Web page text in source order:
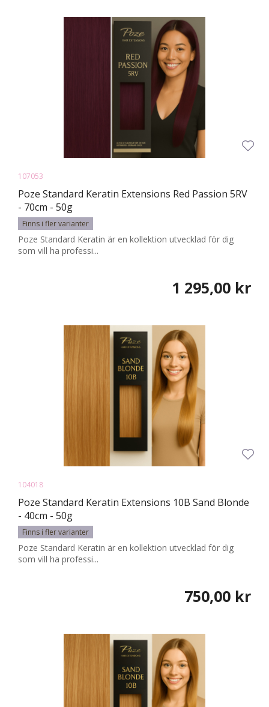
107053
Poze Standard Keratin Extensions Red Passion 5RV
- 70cm - 50g
Finns i fler varianter
Poze Standard Keratin är en kollektion utvecklad för dig
som vill ha professi...
1 295,00 kr
104018
Poze Standard Keratin Extensions 10B Sand Blonde
- 40cm - 50g
Finns i fler varianter
Poze Standard Keratin är en kollektion utvecklad för dig
som vill ha professi...
750,00 kr